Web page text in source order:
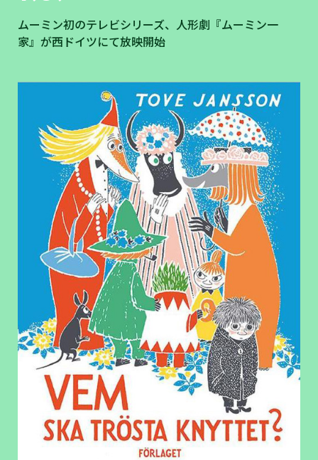
ムーミン初のテレビシリーズ、人形劇『ムーミン一
家』が西ドイツにて放映開始